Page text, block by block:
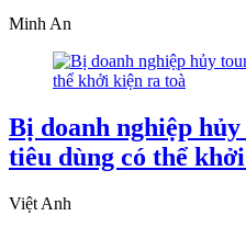
Minh An
Bị doanh nghiệp
tiêu dùng có thể
Việt Anh